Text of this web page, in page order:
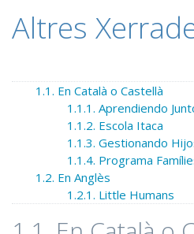
Altres
1.1. En Català o Castellà
1.1.1. Aprendiendo
1.1.2. Escola Itaca
1.1.3. Gestionando
1.1.4. Programa
1.2. En Anglès
1.2.1. Little Humans